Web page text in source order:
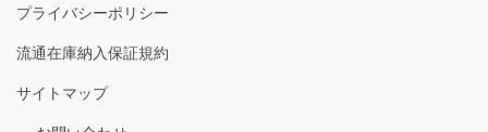
プライバシーポリシー
流通在庫納入保証規約
サイトマップ